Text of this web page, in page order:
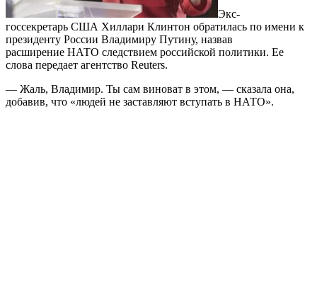
Экс-
госсекретарь США Хиллари Клинтон обратилась по имени к
президенту России Владимиру Путину, назвав
расширение НАТО следствием российской политики. Ее
слова передает агентство Reuters.
— Жаль, Владимир. Ты сам виноват в этом, — сказала она,
добавив, что «людей не заставляют вступать в НАТО».